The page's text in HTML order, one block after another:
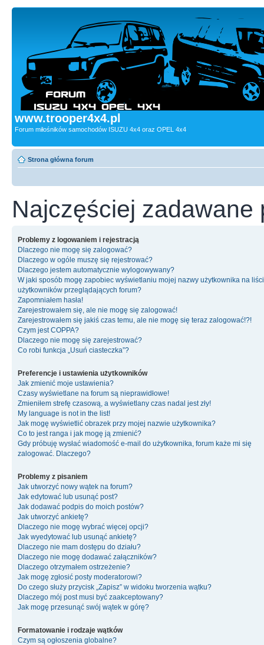
www.trooper4x4.pl
Forum miłośników samochodów ISUZU 4x4 oraz OPEL 4x4
Strona główna forum
Najczęściej zadawane
Problemy z logowaniem i rejestracją
Dlaczego nie mogę się zalogować?
Dlaczego w ogóle muszę się rejestrować?
Dlaczego jestem automatycznie wylogowywany?
W jaki sposób mogę zapobiec wyświetlaniu mojej nazwy użytkownika na
użytkowników przeglądających forum?
Zapomniałem hasła!
Zarejestrowałem się, ale nie mogę się zalogować!
Zarejestrowałem się jakiś czas temu, ale nie mogę się teraz zalogować!?!
Czym jest COPPA?
Dlaczego nie mogę się zarejestrować?
Co robi funkcja „Usuń ciasteczka”?
Preferencje i ustawienia użytkowników
Jak zmienić moje ustawienia?
Czasy wyświetlane na forum są nieprawidłowe!
Zmieniłem strefę czasową, a wyświetlany czas nadal jest zły!
My language is not in the list!
Jak mogę wyświetlić obrazek przy mojej nazwie użytkownika?
Co to jest ranga i jak mogę ją zmienić?
Gdy próbuję wysłać wiadomość e-mail do użytkownika, forum każe mi się
zalogować. Dlaczego?
Problemy z pisaniem
Jak utworzyć nowy wątek na forum?
Jak edytować lub usunąć post?
Jak dodawać podpis do moich postów?
Jak utworzyć ankietę?
Dlaczego nie mogę wybrać więcej opcji?
Jak wyedytować lub usunąć ankietę?
Dlaczego nie mam dostępu do działu?
Dlaczego nie mogę dodawać załączników?
Dlaczego otrzymałem ostrzeżenie?
Jak mogę zgłosić posty moderatorowi?
Do czego służy przycisk „Zapisz” w widoku tworzenia wątku?
Dlaczego mój post musi być zaakceptowany?
Jak mogę przesunąć swój wątek w górę?
Formatowanie i rodzaje wątków
Czym są ogłoszenia globalne?